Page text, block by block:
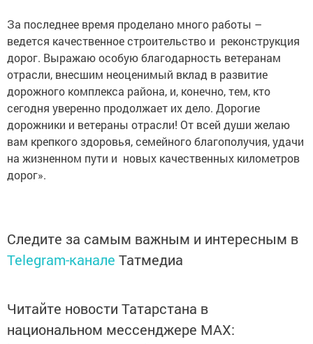
За последнее время проделано много работы –
ведется качес­т­венное строительство и реконструкция
дорог. Выражаю особую благодарность ветеранам
отрасли, внесшим не­оценимый вклад в развитие
дорожного комплекса района, и, конечно, тем, кто
сегодня уверенно продолжает их дело. Дорогие
дорожники и ветераны отрасли! От всей души желаю
вам крепкого здоровья, семейного благополучия, удачи
на жизненном пути и новых качественных километров
дорог».
Следите за самым важным и интересным в
Telegram-канале Татмедиа
Читайте новости Татарстана в
национальном мессенджере MАХ: